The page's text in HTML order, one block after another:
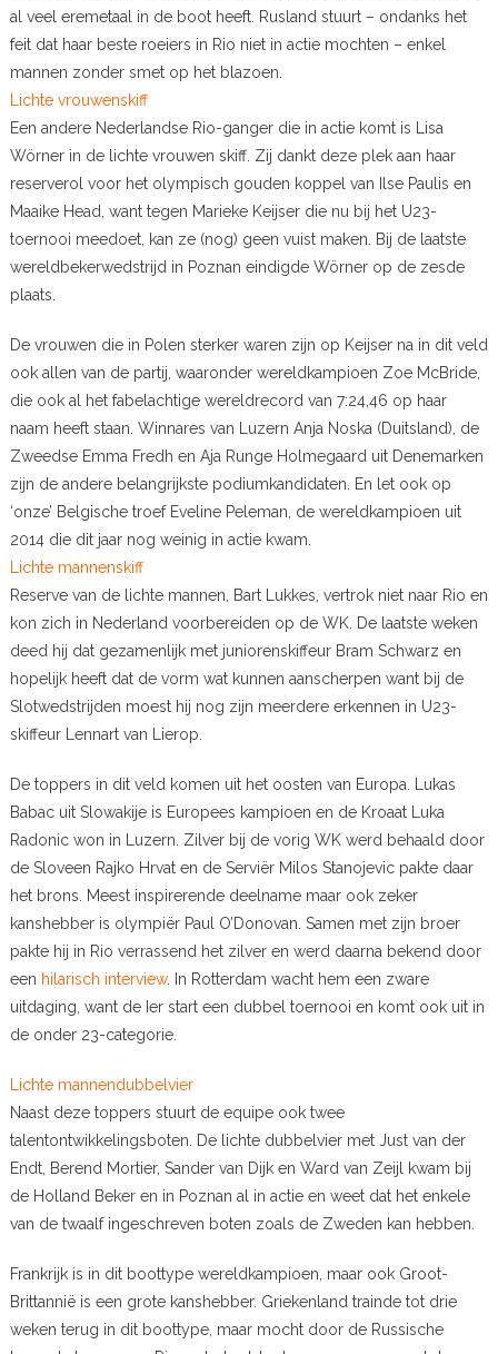
al veel eremetaal in de boot heeft. Rusland stuurt – ondanks het
feit dat haar beste roeiers in Rio niet in actie mochten – enkel
mannen zonder smet op het blazoen.
Lichte vrouwenskiff
Een andere Nederlandse Rio-ganger die in actie komt is Lisa
Wörner in de lichte vrouwen skiff. Zij dankt deze plek aan haar
reserverol voor het olympisch gouden koppel van Ilse Paulis en
Maaike Head, want tegen Marieke Keijser die nu bij het U23-
toernooi meedoet, kan ze (nog) geen vuist maken. Bij de laatste
wereldbekerwedstrijd in Poznan eindigde Wörner op de zesde
plaats.
De vrouwen die in Polen sterker waren zijn op Keijser na in dit veld
ook allen van de partij, waaronder wereldkampioen Zoe McBride,
die ook al het fabelachtige wereldrecord van 7:24,46 op haar
naam heeft staan. Winnares van Luzern Anja Noska (Duitsland), de
Zweedse Emma Fredh en Aja Runge Holmegaard uit Denemarken
zijn de andere belangrijkste podiumkandidaten. En let ook op
‘onze’ Belgische troef Eveline Peleman, de wereldkampioen uit
2014 die dit jaar nog weinig in actie kwam.
Lichte mannenskiff
Reserve van de lichte mannen, Bart Lukkes, vertrok niet naar Rio en
kon zich in Nederland voorbereiden op de WK. De laatste weken
deed hij dat gezamenlijk met juniorenskiffeur Bram Schwarz en
hopelijk heeft dat de vorm wat kunnen aanscherpen want bij de
Slotwedstrijden moest hij nog zijn meerdere erkennen in U23-
skiffeur Lennart van Lierop.
De toppers in dit veld komen uit het oosten van Europa. Lukas
Babac uit Slowakije is Europees kampioen en de Kroaat Luka
Radonic won in Luzern. Zilver bij de vorig WK werd behaald door
de Sloveen Rajko Hrvat en de Serviër Milos Stanojevic pakte daar
het brons. Meest inspirerende deelname maar ook zeker
kanshebber is olympiër Paul O’Donovan. Samen met zijn broer
pakte hij in Rio verrassend het zilver en werd daarna bekend door
een hilarisch interview. In Rotterdam wacht hem een zware
uitdaging, want de Ier start een dubbel toernooi en komt ook uit in
de onder 23-categorie.
Lichte mannendubbelvier
Naast deze toppers stuurt de equipe ook twee
talentontwikkelingsboten. De lichte dubbelvier met Just van der
Endt, Berend Mortier, Sander van Dijk en Ward van Zeijl kwam bij
de Holland Beker en in Poznan al in actie en weet dat het enkele
van de twaalf ingeschreven boten zoals de Zweden kan hebben.
Frankrijk is in dit boottype wereldkampioen, maar ook Groot-
Brittannië is een grote kanshebber. Griekenland trainde tot drie
weken terug in dit boottype, maar mocht door de Russische